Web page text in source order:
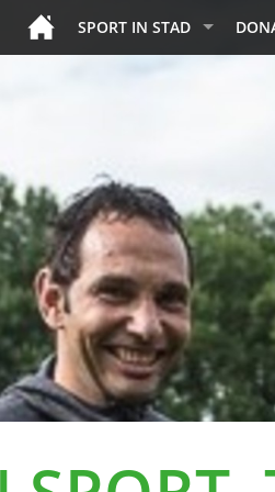
SPORT IN STAD